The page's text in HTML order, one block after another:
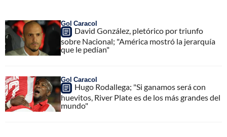
Gol Caracol
David González, pletórico por triunfo
sobre Nacional; "América mostró la jerarquía
que le pedían"
Gol Caracol
Hugo Rodallega; "Si ganamos será con
huevitos, River Plate es de los más grandes del
mundo"